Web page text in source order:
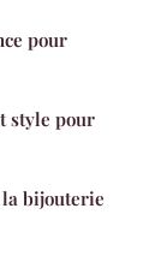
pour
style pour
bijouterie